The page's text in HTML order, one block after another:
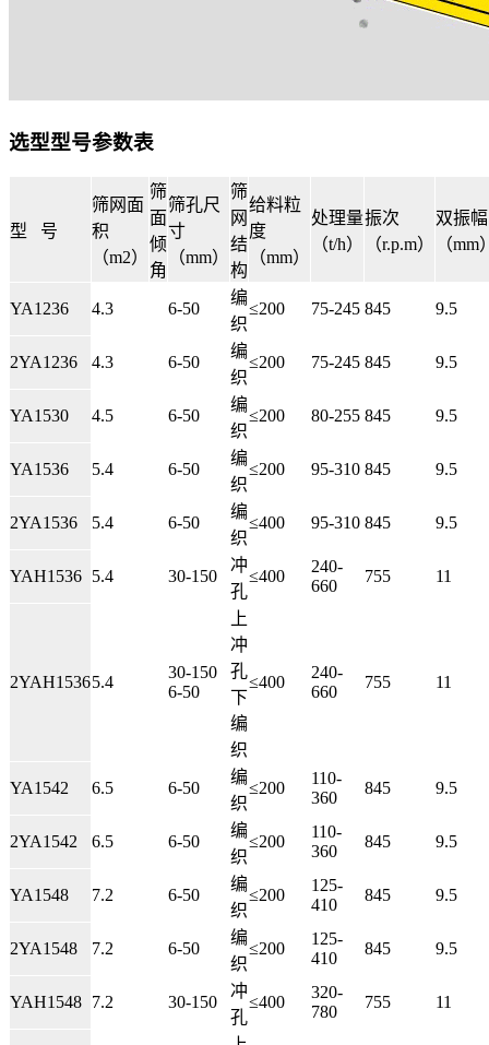
选型型号参数表
型 号
筛网面
积
（m2）
筛
面
倾
角
筛孔尺
寸
（mm）
筛
网
结
构
给料粒
度
（mm）
处理量
（t/h）
振次
（r.p.m）
双振幅
（mm
YA1236 4.3 6-50
编
织
≤200 75-245 845 9.5
2YA1236 4.3 6-50
编
织
≤200 75-245 845 9.5
YA1530 4.5 6-50
编
织
≤200 80-255 845 9.5
YA1536 5.4 6-50
编
织
≤200 95-310 845 9.5
2YA1536 5.4 6-50
编
织
≤400 95-310 845 9.5
YAH1536 5.4 30-150
冲
孔
≤400
240-
660
755 11
2YAH15365.4
30-150
6-50
上
冲
孔
下
编
织
≤400
240-
660
755 11
YA1542 6.5 6-50
编
织
≤200
110-
360
845 9.5
2YA1542 6.5 6-50
编
织
≤200
110-
360
845 9.5
YA1548 7.2 6-50
编
织
≤200
125-
410
845 9.5
2YA1548 7.2 6-50
编
织
≤200
125-
410
845 9.5
YAH1548 7.2 30-150
冲
孔
≤400
320-
780
755 11